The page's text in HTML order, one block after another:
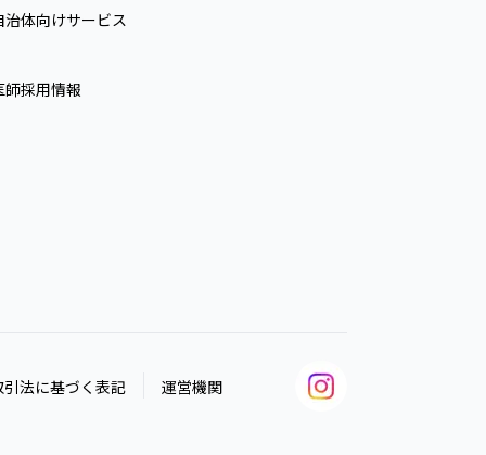
治体向けサービス
師採用情報
法に基づく表記 運営機関